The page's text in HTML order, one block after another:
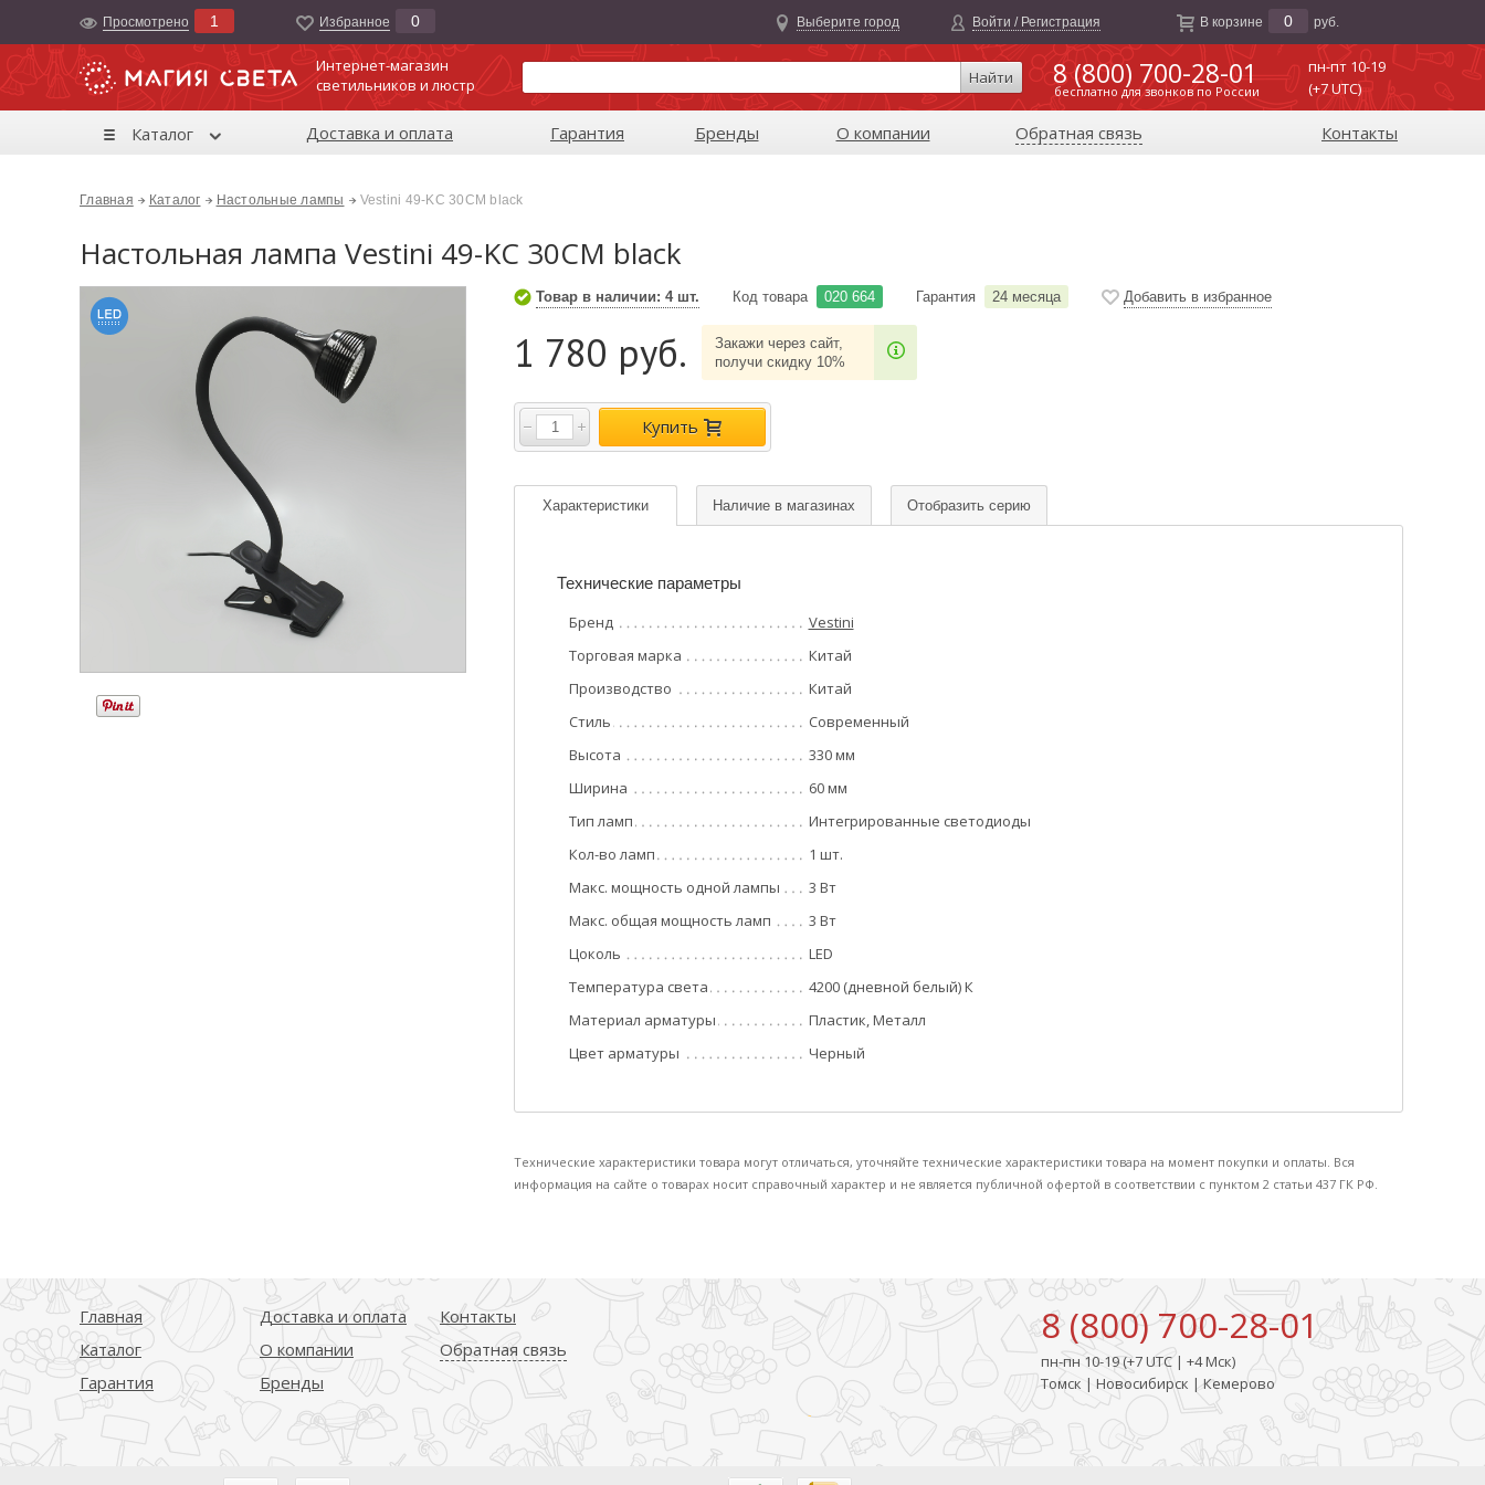
Просмотрено 1 Избранноe 0 Выберите город Войти / Регистрация В корзине 0 руб.
Интернет-магазин
светильников и люстр
Найти 8 (800) 700-28-01
бесплатно для звонков по России
пн-пт 10-19
(+7 UTC)
Каталог Доставка и оплата Гарантия Бренды О компании Обратная связь Контакты
Главная Каталог Настольные лампы Vestini 49-KC 30CM black
Настольная лампа Vestini 49-KC 30CM black
Товар в наличии: 4 шт. Код товара 020 664 Гарантия 24 месяца Добавить в избранное
1 780 руб.
Закажи через сайт,
получи скидку 10%
Купить
Характеристики Наличие в магазинах Отобразить серию
Технические параметры
Бренд
Vestini
Торговая марка
Китай
Производство
Китай
Стиль
Современный
Высота
330 мм
Ширина
60 мм
Тип ламп
Интегрированные светодиоды
Кол-во ламп
1 шт.
Макс. мощность одной лампы
3 Вт
Макс. общая мощность ламп
3 Вт
Цоколь
LED
Температура света
4200 (дневной белый) К
Материал арматуры
Пластик, Металл
Цвет арматуры
Черный
Технические характеристики товара могут отличаться, уточняйте технические характеристики товара на момент покупки и оплаты. Вся
информация на сайте о товарах носит справочный характер и не является публичной офертой в соответствии с пунктом 2 статьи 437 ГК РФ.
Главная
Каталог
Гарантия
Доставка и оплата
О компании
Бренды
Контакты
Обратная связь
8 (800) 700-28-01
пн-пн 10-19 (+7 UTC | +4 Мск)
Томск | Новосибирск | Кемерово